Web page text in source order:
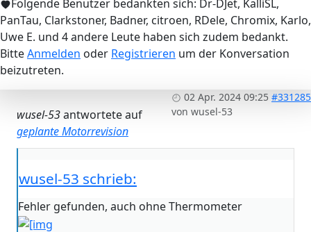
Folgende Benutzer bedankten sich: Dr-DJet, KalliSL,
PanTau, Clarkstoner, Badner, citroen, RDele, Chromix, Karlo,
Uwe E. und 4 andere Leute haben sich zudem bedankt.
BitteAnmelden oder Registrieren um der Konversation
beizutreten.
02 Apr. 2024 09:25 #331285
von wusel-53
wusel-53antwortete auf
geplante Motorrevision
wusel-53 schrieb:
Fehler gefunden, auch ohne Thermometer